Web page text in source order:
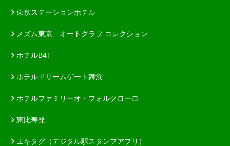
東京ステーションホテル
メズム東京、オートグラフ コレクション
ホテルB4T
ホテルドリームゲート舞浜
ホテルファミリーオ・フォルクローロ
恵比寿発
エキタグ（デジタル駅スタンプアプリ）